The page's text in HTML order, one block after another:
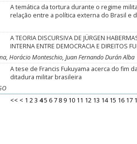
A temática da tortura durante o regime
relação entre a política externa do Brasil e
A TEORIA DISCURSIVA DE JÜRGEN
INTERNA ENTRE DEMOCRACIA E DIREITOS
Horácio Monteschio, Juan Fernando Durán Alba
A tese de Francis Fukuyama acerca do fim
ditadura militar brasileira
<< < 1 23 45 6 7 8 9 10 11 12 13 14 15 16 17